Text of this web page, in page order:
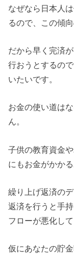
なぜなら日本人
るので、この傾
だから早く完済
行おうとするの
いたいです。
お金の使い道は
ん。
子供の教育資金
にもお金がかか
繰り上げ返済の
返済を行うと手
フローが悪化し
仮にあなたの貯